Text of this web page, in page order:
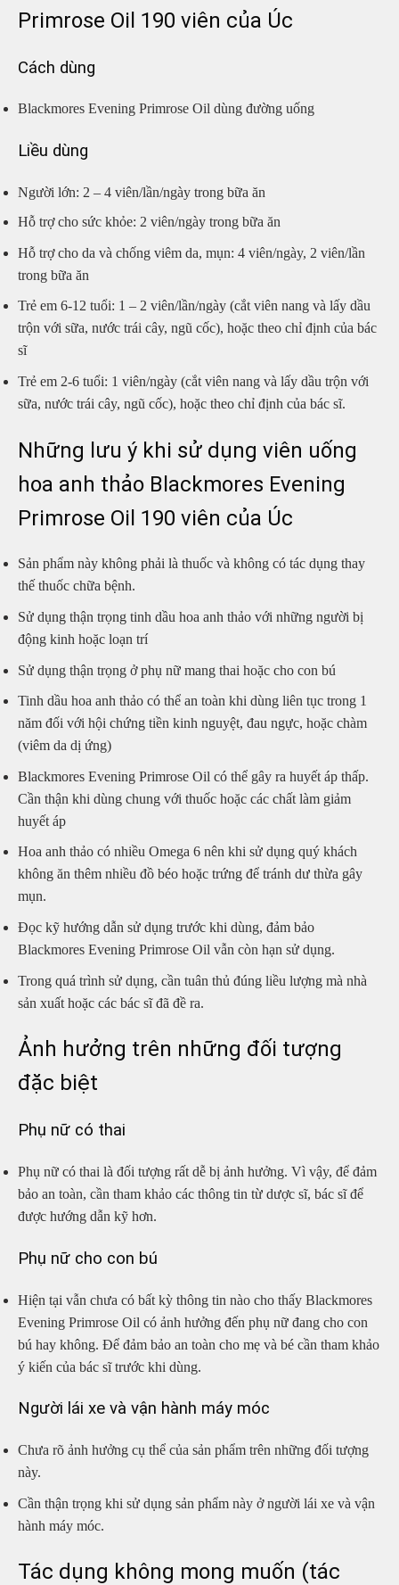
Primrose Oil 190 viên của Úc
Cách dùng
Blackmores Evening Primrose Oil dùng đường uống
Liều dùng
Người lớn: 2 – 4 viên/lần/ngày trong bữa ăn
Hỗ trợ cho sức khỏe: 2 viên/ngày trong bữa ăn
Hỗ trợ cho da và chống viêm da, mụn: 4 viên/ngày, 2 viên/lần
trong bữa ăn
Trẻ em 6-12 tuổi: 1 – 2 viên/lần/ngày (cắt viên nang và lấy dầu
trộn với sữa, nước trái cây, ngũ cốc), hoặc theo chỉ định của bác
sĩ
Trẻ em 2-6 tuổi: 1 viên/ngày (cắt viên nang và lấy dầu trộn với
sữa, nước trái cây, ngũ cốc), hoặc theo chỉ định của bác sĩ.
Những lưu ý khi sử dụng viên uống
hoa anh thảo Blackmores Evening
Primrose Oil 190 viên của Úc
Sản phẩm này không phải là thuốc và không có tác dụng thay
thế thuốc chữa bệnh.
Sử dụng thận trọng tinh dầu hoa anh thảo với những người bị
động kinh hoặc loạn trí
Sử dụng thận trọng ở phụ nữ mang thai hoặc cho con bú
Tinh dầu hoa anh thảo có thể an toàn khi dùng liên tục trong 1
năm đối với hội chứng tiền kinh nguyệt, đau ngực, hoặc chàm
(viêm da dị ứng)
Blackmores Evening Primrose Oil có thể gây ra huyết áp thấp.
Cần thận khi dùng chung với thuốc hoặc các chất làm giảm
huyết áp
Hoa anh thảo có nhiều Omega 6 nên khi sử dụng quý khách
không ăn thêm nhiều đồ béo hoặc trứng để tránh dư thừa gây
mụn.
Đọc kỹ hướng dẫn sử dụng trước khi dùng, đảm bảo
Blackmores Evening Primrose Oil vẫn còn hạn sử dụng.
Trong quá trình sử dụng, cần tuân thủ đúng liều lượng mà nhà
sản xuất hoặc các bác sĩ đã đề ra.
Ảnh hưởng trên những đối tượng
đặc biệt
Phụ nữ có thai
Phụ nữ có thai là đối tượng rất dễ bị ảnh hưởng. Vì vậy, để đảm
bảo an toàn, cần tham khảo các thông tin từ dược sĩ, bác sĩ để
được hướng dẫn kỹ hơn.
Phụ nữ cho con bú
Hiện tại vẫn chưa có bất kỳ thông tin nào cho thấy Blackmores
Evening Primrose Oil có ảnh hưởng đến phụ nữ đang cho con
bú hay không. Để đảm bảo an toàn cho mẹ và bé cần tham khảo
ý kiến của bác sĩ trước khi dùng.
Người lái xe và vận hành máy móc
Chưa rõ ảnh hưởng cụ thể của sản phẩm trên những đối tượng
này.
Cần thận trọng khi sử dụng sản phẩm này ở người lái xe và vận
hành máy móc.
Tác dụng không mong muốn (tác